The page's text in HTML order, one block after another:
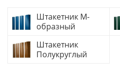
Штакетник М-
образный
Штакетник
Полукруглый